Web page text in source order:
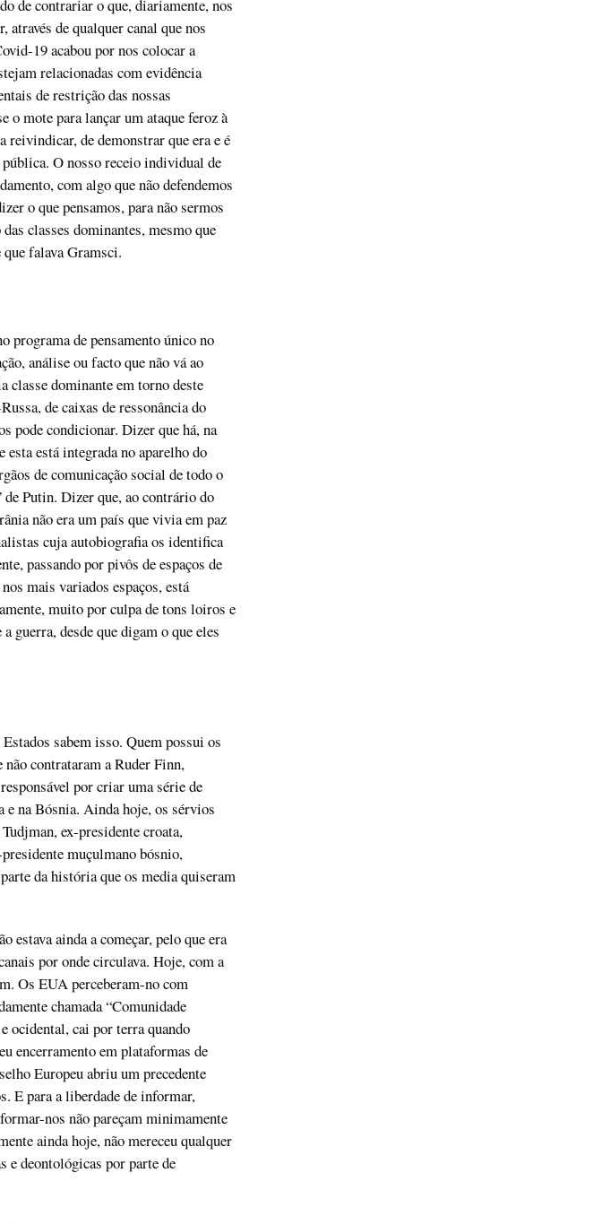
de contrariar o que, diariamente, nos
de qualquer canal que nos
19 acabou por nos colocar a
relacionadas com evidência
de restrição das nossas
o mote para lançar um ataque feroz à
reivindicar, de demonstrar que era e é
O nosso receio individual de
com algo que não defendemos
o que pensamos, para não sermos
classes dominantes, mesmo que
falava Gramsci.
programa de pensamento único no
análise ou facto que não vá ao
classe dominante em torno deste
de caixas de ressonância do
pode condicionar. Dizer que há, na
está integrada no aparelho do
de comunicação social de todo o
de Putin. Dizer que, ao contrário do
não era um país que vivia em paz
cuja autobiografia os identifica
passando por pivôs de espaços de
mais variados espaços, está
muito por culpa de tons loiros e
desde que digam o que eles
sabem isso. Quem possui os
contrataram a Ruder Finn,
por criar uma série de
e na Bósnia. Ainda hoje, os sérvios
ex-presidente croata,
muçulmano bósnio,
da história que os media quiseram
estava ainda a começar, pelo que era
por onde circulava. Hoje, com a
Os EUA perceberam-no com
chamada “Comunidade
ocidental, cai por terra quando
encerramento em plataformas de
Europeu abriu um precedente
E para a liberdade de informar,
nos não pareçam minimamente
ainda hoje, não mereceu qualquer
e deontológicas por parte de